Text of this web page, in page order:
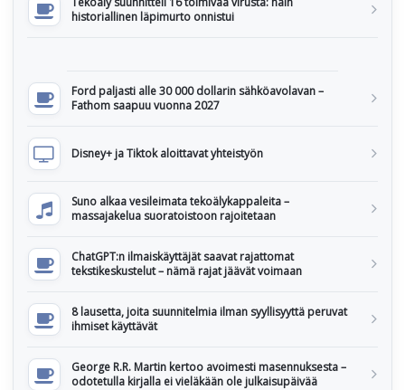
historiallinen läpimurto onnistui
Ford paljasti alle 30 000 dollarin sähköavolavan –
Fathom saapuu vuonna 2027
Disney+ ja Tiktok aloittavat yhteistyön
Suno alkaa vesileimata tekoälykappaleita –
massajakelua suoratoistoon rajoitetaan
ChatGPT:n ilmaiskäyttäjät saavat rajattomat
tekstikeskustelut – nämä rajat jäävät voimaan
8 lausetta, joita suunnitelmia ilman syyllisyyttä peruvat
ihmiset käyttävät
George R.R. Martin kertoo avoimesti masennuksesta –
odotetulla kirjalla ei vieläkään ole julkaisupäivää